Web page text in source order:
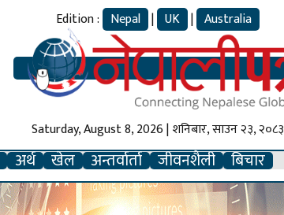
Edition : Nepal | UK | Australia
Saturday, August 8, 2026 | शनिबार, साउन २३, २०८३
अर्थ खेल अन्तर्वार्ता जीवनशैली बिचार